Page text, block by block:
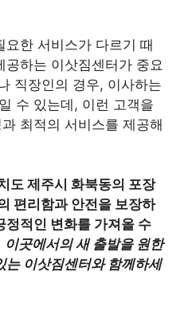
한 서비스가 다르기 때
하는 이삿짐센터가 중요
직장인의 경우, 이사하는
수 있는데, 이런 고객을
최적의 서비스를 제공해
도 제주시 화북동의 포장
편리함과 안전을 보장하
정적인 변화를 가져올 수
이곳에서의 새 출발을 원한
는 이삿짐센터와 함께하세